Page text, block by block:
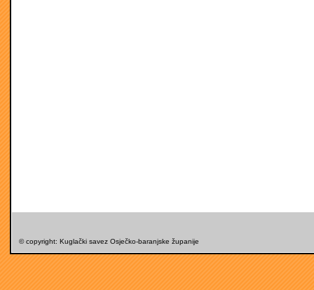
© copyright: Kuglački savez Osječko-baranjske županije